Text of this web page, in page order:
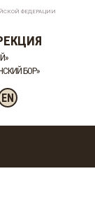
ФЕДЕРАЦИИ
БОР»
EN